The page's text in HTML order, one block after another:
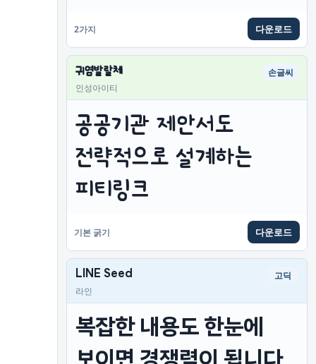
2가지 다운로드
귀염발랄체
인성아이티
손글씨
공공기관 제안서도
전략적으로 설계하는
피티링크
기본 굵기 다운로드
LINE Seed
라인
고딕
복잡한 내용도 한눈에